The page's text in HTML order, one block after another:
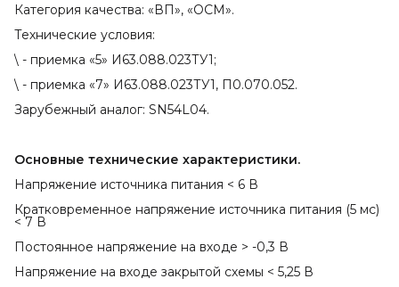
Категория качества: «ВП», «ОСМ».
Технические условия:
\ - приемка «5» И63.088.023ТУ1;
\ - приемка «7» И63.088.023ТУ1, П0.070.052.
Зарубежный аналог: SN54L04.
Основные технические характеристики.
Напряжение источника питания < 6 В
Кратковременное напряжение источника питания (5 мс)
< 7 В
Постоянное напряжение на входе > -0,3 В
Напряжение на входе закрытой схемы < 5,25 В